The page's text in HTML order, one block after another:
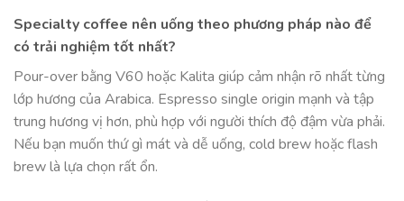
Specialty coffee nên uống theo phương pháp nào để
có trải nghiệm tốt nhất?
Pour-over bằng V60 hoặc Kalita giúp cảm nhận rõ nhất từng
lớp hương của Arabica. Espresso single origin mạnh và tập
trung hương vị hơn, phù hợp với người thích độ đậm vừa phải.
Nếu bạn muốn thứ gì mát và dễ uống, cold brew hoặc flash
brew là lựa chọn rất ổn.